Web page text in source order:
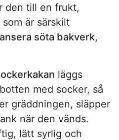
den till en frukt,
är särskilt
söta bakverk,
läggs
med socker, så
gräddningen, släpper
när den vänds.
lätt syrlig och